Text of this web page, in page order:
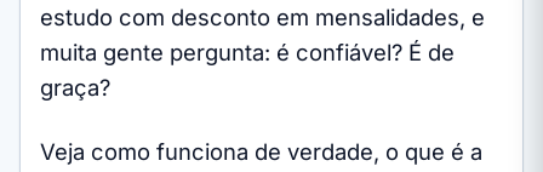
estudo com desconto em mensalidades, e
muita gente pergunta: é confiável? É de
graça?
Veja como funciona de verdade, o que é a